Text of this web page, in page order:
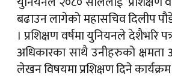
बढाउन लागेको महासचिव दिलीप
। प्रशिक्षण वर्षमा युनियनले देशैभरि
अधिकारका साथै उनीहरुको क्षमता
लेखन विषयमा प्रशिक्षण दिने